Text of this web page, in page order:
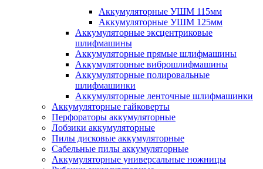
Аккумуляторные УШМ 115мм
Аккумуляторные УШМ 125мм
Аккумуляторные эксцентриковые
шлифмашины
Аккумуляторные прямые шлифмашины
Аккумуляторные виброшлифмашины
Аккумуляторные полировальные
шлифмашинки
Аккумуляторные ленточные шлифмашинки
Аккумуляторные гайковерты
Перфораторы аккумуляторные
Лобзики аккумуляторные
Пилы дисковые аккумуляторные
Сабельные пилы аккумуляторные
Аккумуляторные универсальные ножницы